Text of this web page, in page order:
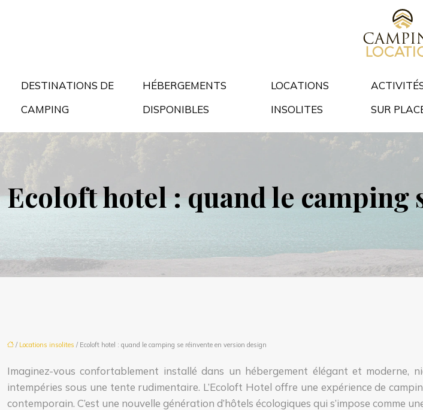
DESTINATIONS DE
CAMPING
HÉBERGEMENTS
DISPONIBLES
LOCATIONS
INSOLITES
SUR
Ecoloft hotel : quand le camping
/ Locations insolites / Ecoloft hotel : quand le camping se réinvente en version design
Imaginez-vous confortablement installé dans un hébergement élégant et
intempéries sous une tente rudimentaire. L’Ecoloft Hotel offre une expérience de
contemporain. C’est une nouvelle génération d’hôtels écologiques qui s’impose